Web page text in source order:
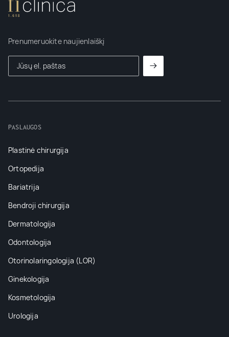
Prenumeruokite naujienlaiškį
PASLAUGOS
Plastinė chirurgija
Ortopedija
Bariatrija
Bendroji chirurgija
Dermatologija
Odontologija
Otorinolaringologija (LOR)
Ginekologija
Kosmetologija
Urologija